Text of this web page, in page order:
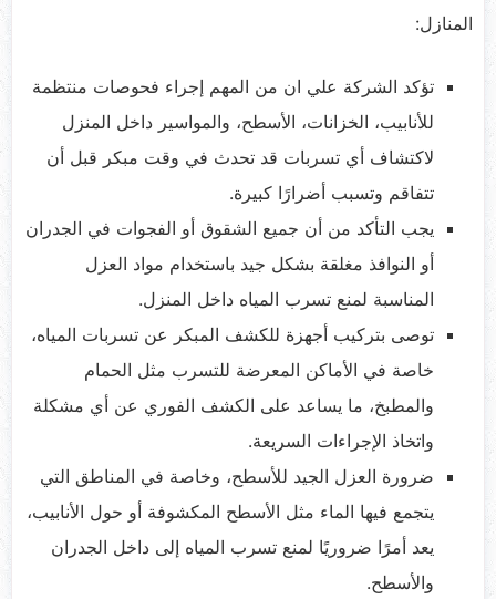
المنازل:
تؤكد الشركة علي ان من المهم إجراء فحوصات منتظمة
للأنابيب، الخزانات، الأسطح، والمواسير داخل المنزل
لاكتشاف أي تسربات قد تحدث في وقت مبكر قبل أن
تتفاقم وتسبب أضرارًا كبيرة.
يجب التأكد من أن جميع الشقوق أو الفجوات في الجدران
أو النوافذ مغلقة بشكل جيد باستخدام مواد العزل
المناسبة لمنع تسرب المياه داخل المنزل.
توصى بتركيب أجهزة للكشف المبكر عن تسربات المياه،
خاصة في الأماكن المعرضة للتسرب مثل الحمام
والمطبخ، ما يساعد على الكشف الفوري عن أي مشكلة
واتخاذ الإجراءات السريعة.
ضرورة العزل الجيد للأسطح، وخاصة في المناطق التي
يتجمع فيها الماء مثل الأسطح المكشوفة أو حول الأنابيب،
يعد أمرًا ضروريًا لمنع تسرب المياه إلى داخل الجدران
والأسطح.